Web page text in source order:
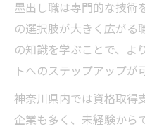
墨出し職は専門的な技術
の選択肢が大きく広がる
の知識を学ぶことで、よ
トへのステップアップが
神奈川県内では資格取得
企業も多く、未経験から